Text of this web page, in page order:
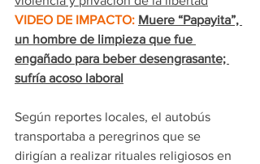
VIDEO DE IMPACTO: Muere “Papayita”,
un hombre de limpieza que fue
engañado para beber desengrasante;
sufría acoso laboral
Según reportes locales, el autobús
transportaba a peregrinos que se
dirigían a realizar rituales religiosos en